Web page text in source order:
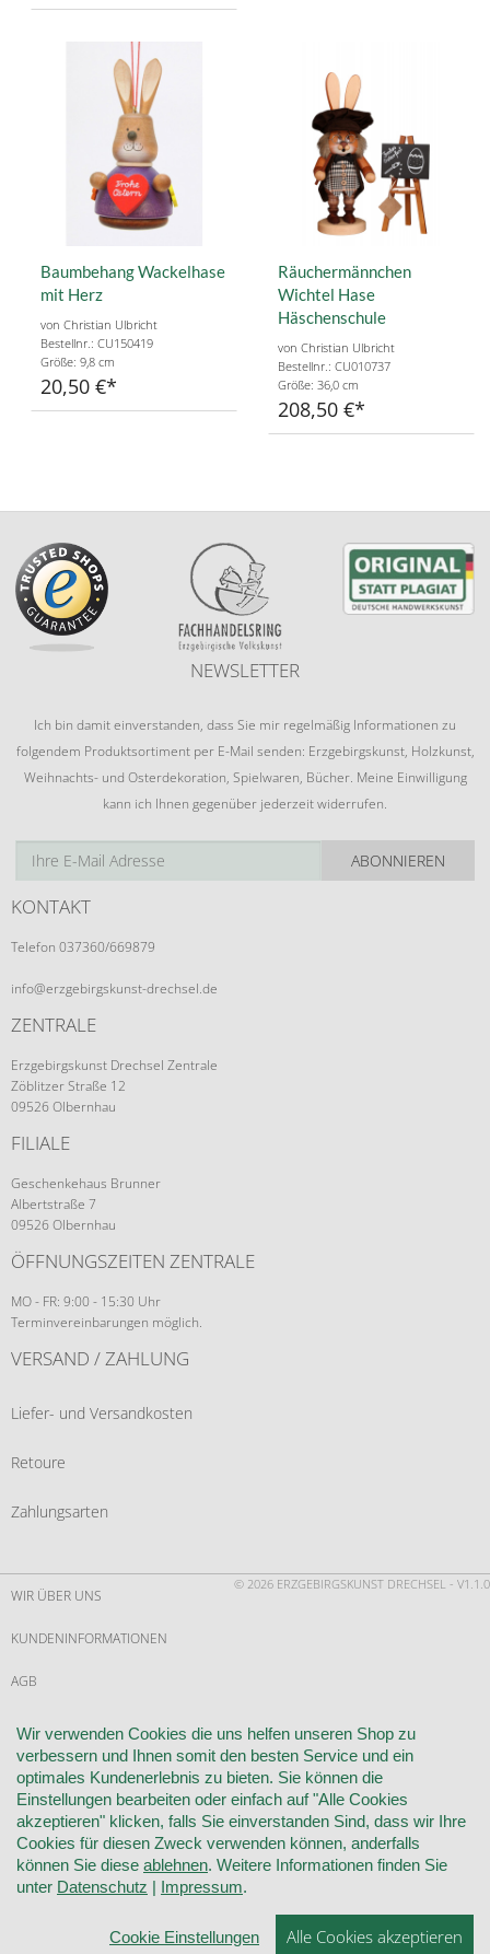
Baumbehang Wackelhase
mit Herz
von Christian Ulbricht
Bestellnr.: CU150419
Größe: 9,8 cm
20,50 €
Räuchermännchen
Wichtel Hase
Häschenschule
von Christian Ulbricht
Bestellnr.: CU010737
Größe: 36,0 cm
208,50 €
NEWSLETTER
Ich bin damit einverstanden, dass Sie mir regelmäßig Informationen zu
folgendem Produktsortiment per E-Mail senden: Erzgebirgskunst, Holzkunst,
Weihnachts- und Osterdekoration, Spielwaren, Bücher. Meine Einwilligung
kann ich Ihnen gegenüber jederzeit widerrufen.
ABONNIEREN
KONTAKT
Telefon 037360/669879
info@erzgebirgskunst-drechsel.de
ZENTRALE
Erzgebirgskunst Drechsel Zentrale
Zöblitzer Straße 12
09526 Olbernhau
FILIALE
Geschenkehaus Brunner
Albertstraße 7
09526 Olbernhau
ÖFFNUNGSZEITEN ZENTRALE
MO - FR: 9:00 - 15:30 Uhr
Terminvereinbarungen möglich.
VERSAND / ZAHLUNG
Liefer- und Versandkosten
Retoure
Zahlungsarten
© 2026 ERZGEBIRGSKUNST DRECHSEL - V1.1.0
WIR ÜBER UNS
KUNDENINFORMATIONEN
AGB
WIDERRUF
VERTRAG WIDERRUFEN
KONTAKT
DATENSCHUTZ
COOKIE-EINSTELLUNGEN
Wir verwenden Cookies die uns helfen unseren Shop zu
verbessern und Ihnen somit den besten Service und ein
optimales Kundenerlebnis zu bieten. Sie können die
Einstellungen bearbeiten oder einfach auf "Alle Cookies
akzeptieren" klicken, falls Sie einverstanden Sind, dass wir Ihre
Cookies für diesen Zweck verwenden können, anderfalls
können Sie diese ablehnen. Weitere Informationen finden Sie
unter Datenschutz | Impressum.
Cookie Einstellungen Alle Cookies akzeptieren